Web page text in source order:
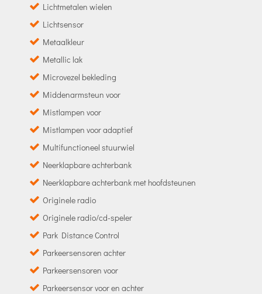
Lichtmetalen wielen
Lichtsensor
Metaalkleur
Metallic lak
Microvezel bekleding
Middenarmsteun voor
Mistlampen voor
Mistlampen voor adaptief
Multifunctioneel stuurwiel
Neerklapbare achterbank
Neerklapbare achterbank met hoofdsteunen
Originele radio
Originele radio/cd-speler
Park Distance Control
Parkeersensoren achter
Parkeersensoren voor
Parkeersensor voor en achter